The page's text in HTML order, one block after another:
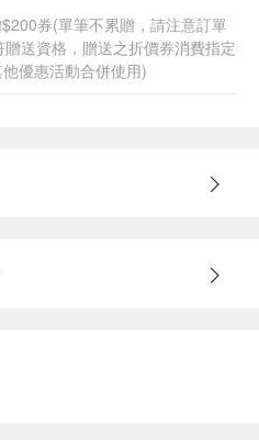
券(單筆不累贈，請注意訂單
送資格，贈送之折價券消費指定
優惠活動合併使用)